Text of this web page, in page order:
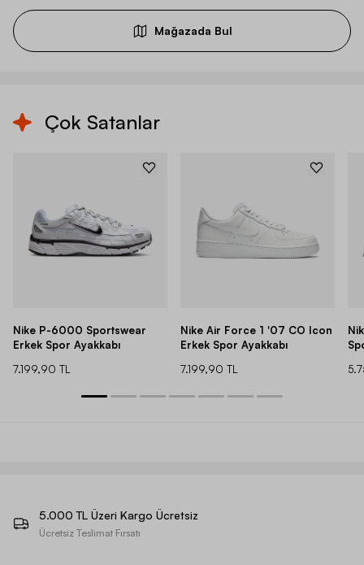
Mağazada Bul
Çok Satanlar
Nike P-6000 Sportswear
Erkek Spor Ayakkabı
7.199,90 TL
Nike Air Force 1 '07 CO Icon
Erkek Spor Ayakkabı
7.199,90 TL
5.000 TL Üzeri Kargo Ücretsiz
Ücretsiz Teslimat Fırsatı